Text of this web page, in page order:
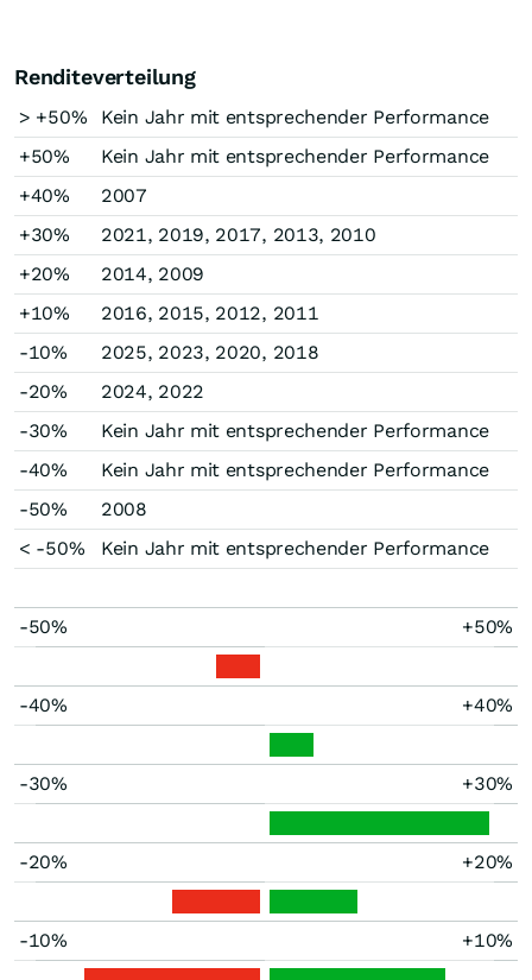
Renditeverteilung
> +50%
Kein Jahr mit entsprechender Performance
+50%
Kein Jahr mit entsprechender Performance
+40%
2007
+30%
2021, 2019, 2017, 2013, 2010
+20%
2014, 2009
+10%
2016, 2015, 2012, 2011
-10%
2025, 2023, 2020, 2018
-20%
2024, 2022
-30%
Kein Jahr mit entsprechender Performance
-40%
Kein Jahr mit entsprechender Performance
-50%
2008
< -50%
Kein Jahr mit entsprechender Performance
-50% +50%
-40% +40%
-30% +30%
-20% +20%
-10% +10%